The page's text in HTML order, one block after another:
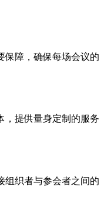
保障，确保每场会议的
，提供量身定制的服务
组织者与参会者之间的